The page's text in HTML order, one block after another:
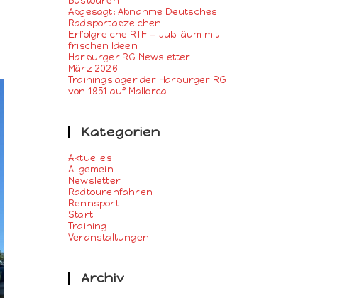
Abgesagt: Abnahme Deutsches
Radsportabzeichen
Erfolgreiche RTF — Jubiläum mit
frischen Ideen
Harburger RG Newsletter
März 2026
Trainingslager der Harburger RG
von 1951 auf Mallorca
Kategorien
Aktuelles
Allgemein
Newsletter
Radtourenfahren
Rennsport
Start
Training
Veranstaltungen
Archiv